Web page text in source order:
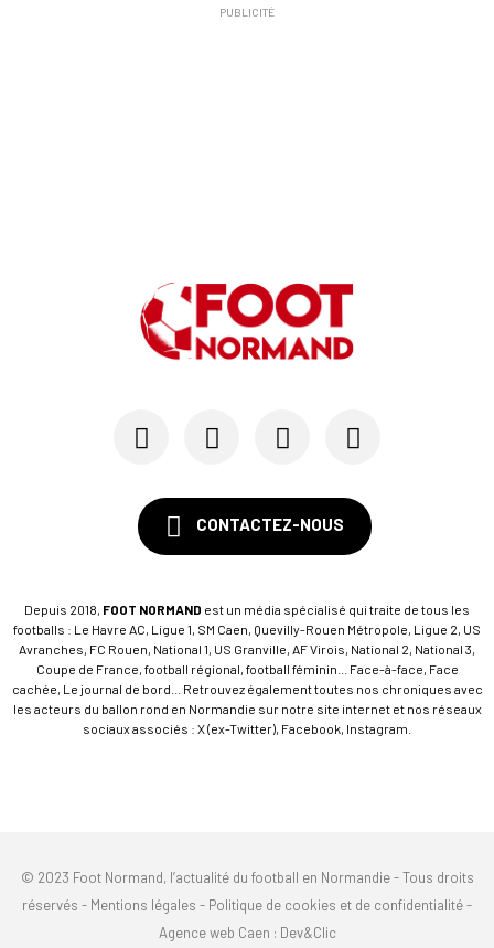
PUBLICITÉ
CONTACTEZ-NOUS
Depuis 2018, FOOT NORMAND est un média spécialisé qui traite de tous les
footballs : Le Havre AC, Ligue 1, SM Caen, Quevilly-Rouen Métropole, Ligue 2, US
Avranches, FC Rouen, National 1, US Granville, AF Virois, National 2, National 3,
Coupe de France, football régional, football féminin... Face-à-face, Face
cachée, Le journal de bord... Retrouvez également toutes nos chroniques avec
les acteurs du ballon rond en Normandie sur notre site internet et nos réseaux
sociaux associés : X (ex-Twitter), Facebook, Instagram.
© 2023 Foot Normand, l’actualité du football en Normandie - Tous droits
réservés - Mentions légales - Politique de cookies et de confidentialité-
Agence web Caen : Dev&Clic